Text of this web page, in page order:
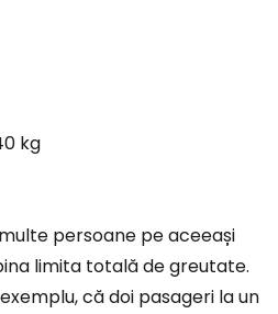
kg
persoane pe aceeași
limita totală de greutate.
că doi pasageri la un